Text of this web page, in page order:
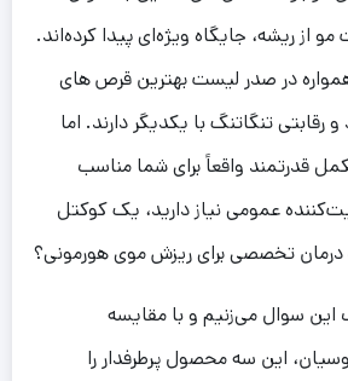
از ریشه، جایگاه ویژه‌ای پیدا کرده‌اند.
در صدر لیست بهترین قرص های
رقابتی تنگاتنگ با یکدیگر دارند. اما
قدرتمند واقعاً برای شما مناسب
عمومی نیاز دارید، یک کوکتل
درمان تخصصی برای ریزش موی هورمونی؟
این سوال می‌زنیم و با مقایسه
این سه محصول پرطرفدار را